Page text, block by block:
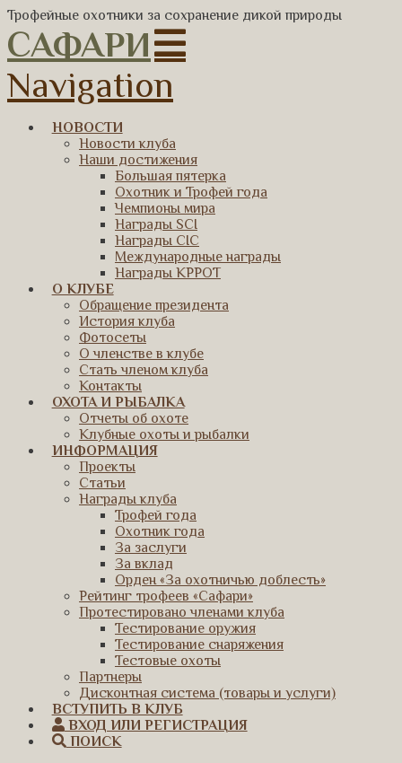
Трофейные охотники за сохранение дикой природы
САФАРИ
Navigation
НОВОСТИ
Новости клуба
Наши достижения
Большая пятерка
Охотник и Трофей года
Чемпионы мира
Награды SCI
Награды CIC
Международные награды
Награды КРРОТ
О КЛУБЕ
Обращение президента
История клуба
Фотосеты
О членстве в клубе
Стать членом клуба
Контакты
ОХОТА И РЫБАЛКА
Отчеты об охоте
Клубные охоты и рыбалки
ИНФОРМАЦИЯ
Проекты
Статьи
Награды клуба
Трофей года
Охотник года
За заслуги
За вклад
Орден «За охотничью доблесть»
Рейтинг трофеев «Сафари»
Протестировано членами клуба
Тестирование оружия
Тестирование снаряжения
Тестовые охоты
Партнеры
Дисконтная система (товары и услуги)
ВСТУПИТЬ В КЛУБ
ВХОД ИЛИ РЕГИСТРАЦИЯ
ПОИСК